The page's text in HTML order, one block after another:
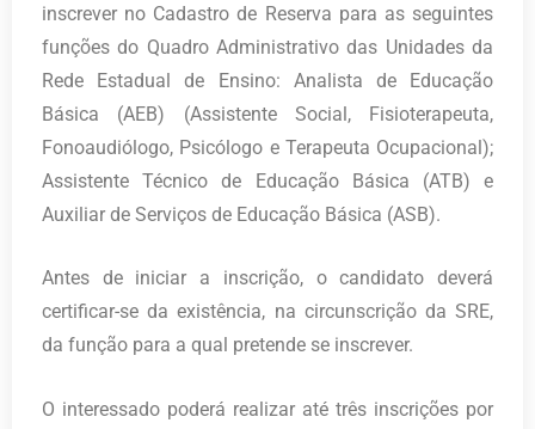
inscrever no Cadastro de Reserva para as seguintes
funções do Quadro Administrativo das Unidades da
Rede Estadual de Ensino: Analista de Educação
Básica (AEB) (Assistente Social, Fisioterapeuta,
Fonoaudiólogo, Psicólogo e Terapeuta Ocupacional);
Assistente Técnico de Educação Básica (ATB) e
Auxiliar de Serviços de Educação Básica (ASB).
Antes de iniciar a inscrição, o candidato deverá
certificar-se da existência, na circunscrição da SRE,
da função para a qual pretende se inscrever.
O interessado poderá realizar até três inscrições por